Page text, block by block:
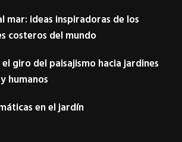
mar: ideas inspiradoras de los
costeros del mundo
giro del paisajismo hacia jardines
humanos
en el jardín